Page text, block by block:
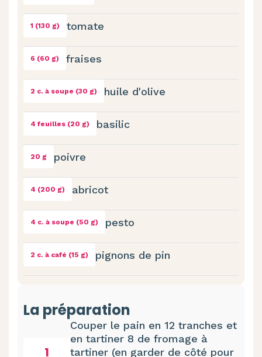
1 (130 g) tomate
6 (60 g) fraises
2 c. à soupe (30 g) huile d'olive
4 feuilles (20 g) basilic
20 g poivre
4 (200 g) abricot
4 c. à soupe (50 g) pesto
2 c. à café (15 g) pignons de pin
La préparation
1
Couper le pain en 12 tranches et
en tartiner 8 de fromage à
tartiner (en garder de côté pour